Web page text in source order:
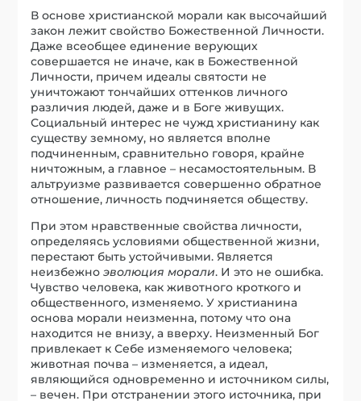
В основе христианской морали как высочайший
закон лежит свойство Божественной Личности.
Даже всеобщее единение верующих
совершается не иначе, как в Божественной
Личности, причем идеалы святости не
уничтожают тончайших оттенков личного
различия людей, даже и в Боге живущих.
Социальный интерес не чужд христианину как
существу земному, но является вполне
подчиненным, сравнительно говоря, крайне
ничтожным, а главное – несамостоятельным. В
альтруизме развивается совершенно обратное
отношение, личность подчиняется обществу.
При этом нравственные свойства личности,
определяясь условиями общественной жизни,
перестают быть устойчивыми. Является
неизбежноэволюция морали. И это не ошибка.
Чувство человека, как животного кроткого и
общественного, изменяемо. У христианина
основа морали неизменна, потому что она
находится не внизу, а вверху. Неизменный Бог
привлекает к Себе изменяемого человека;
животная почва – изменяется, а идеал,
являющийся одновременно и источником силы,
– вечен. При отстранении этого источника, при